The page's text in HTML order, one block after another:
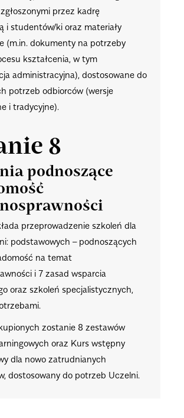
przez kadrę
i studentów/ki oraz materiały
(m.in. dokumenty na potrzeby
kształcenia, w tym
administracyjna), dostosowane do
potrzeb odbiorców (wersje
i tradycyjne).
8
podnoszące
przeprowadzenie szkoleń dla
podstawowych – podnoszących
na temat
i 7 zasad wsparcia
oraz szkoleń specjalistycznych,
zostanie 8 zestawów
oraz Kurs wstępny
dla nowo zatrudnianych
dostosowany do potrzeb Uczelni.